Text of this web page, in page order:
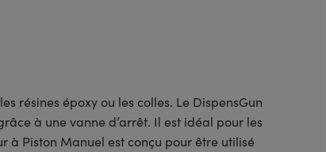
résines époxy ou les colles. Le DispensGun
à une vanne d’arrêt. Il est idéal pour les
à Piston Manuel est conçu pour être utilisé